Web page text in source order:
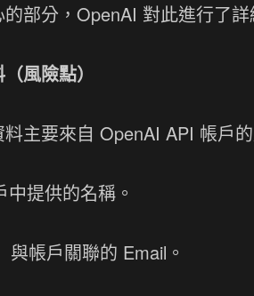
部分，OpenAI 對此進行了
風險點）
主要來自 OpenAI API 帳戶
提供的名稱。
與帳戶關聯的 Email。